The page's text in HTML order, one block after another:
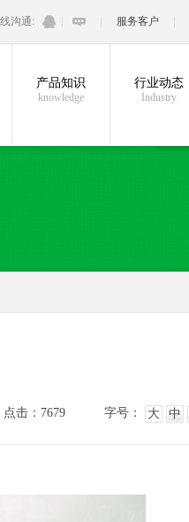
沟通: 服务客户
产品知识
knowledge
行业动态
Industry
点击：7679 字号： 大 中